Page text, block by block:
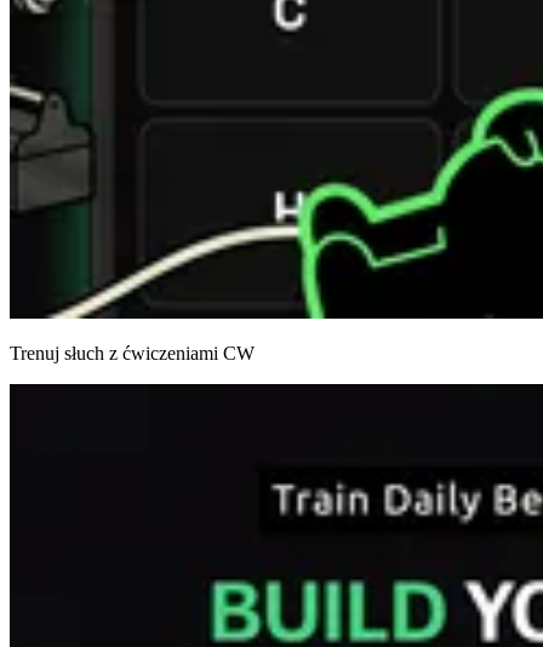
Trenuj słuch z ćwiczeniami CW